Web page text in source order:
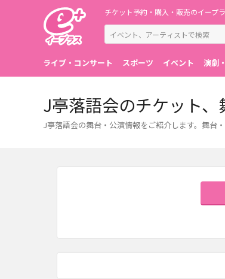
チケット予約・購入・販売のイープ
ライブ・コンサート スポーツ イベント 演劇
J亭落語会のチケット
J亭落語会の舞台・公演情報をご紹介します。舞台